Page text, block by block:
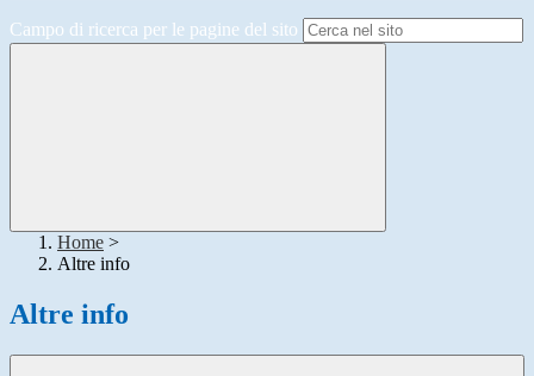
Campo di ricerca per le pagine del sito
Home >
Altre info
Altre info